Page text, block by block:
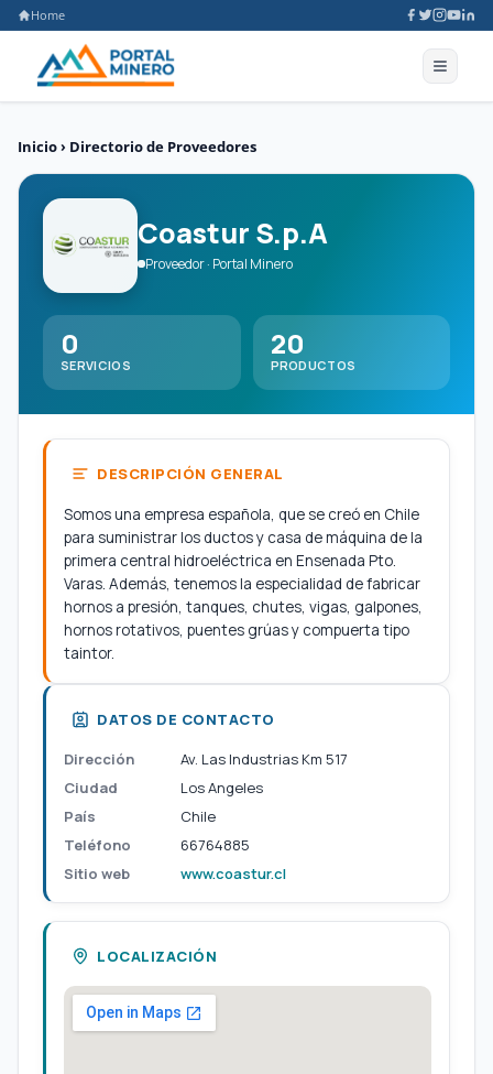
Home
Inicio› Directorio de Proveedores
Coastur S.p.A
Proveedor · Portal Minero
0
SERVICIOS
20
PRODUCTOS
DESCRIPCIÓN GENERAL
Somos una empresa española, que se creó en Chile
para suministrar los ductos y casa de máquina de la
primera central hidroeléctrica en Ensenada Pto.
Varas. Además, tenemos la especialidad de fabricar
hornos a presión, tanques, chutes, vigas, galpones,
hornos rotativos, puentes grúas y compuerta tipo
taintor.
DATOS DE CONTACTO
Dirección
Av. Las Industrias Km 517
Ciudad
Los Angeles
País
Chile
Teléfono
66764885
Sitio web
www.coastur.cl
LOCALIZACIÓN